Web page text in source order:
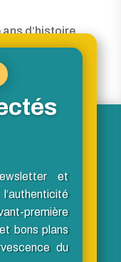
ans d’histoire
libre
et
première
bons plans
du